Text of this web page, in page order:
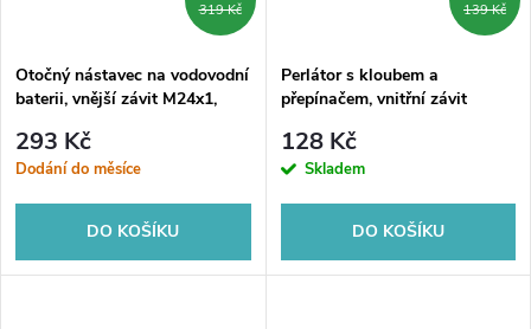
319 Kč
Otočný nástavec na vodovodní
baterii, vnější závit M24x1,
293 Kč
Dodání do měsíce
DO KOŠÍKU
139 Kč
Perlátor s kloubem a
přepínačem, vnitřní závit
chrom
128 Kč
Skladem
DO KOŠÍKU